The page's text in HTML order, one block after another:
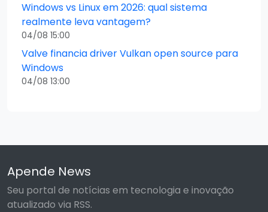
Windows vs Linux em 2026: qual sistema
realmente leva vantagem?
04/08 15:00
Valve financia driver Vulkan open source para
Windows
04/08 13:00
Apende News
Seu portal de notícias em tecnologia e inovação
atualizado via RSS.